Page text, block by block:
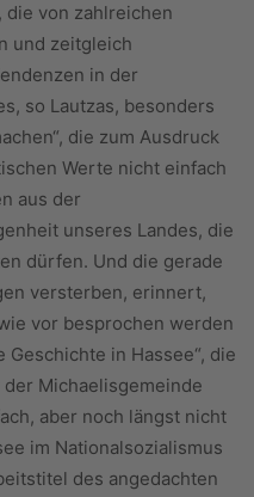
die von zahlreichen
und zeitgleich
in der
so Lautzas, besonders
die zum Ausdruck
Werte nicht einfach
aus der
unseres Landes, die
dürfen. Und die gerade
versterben, erinnert,
vor besprochen werden
in Hassee“, die
Michaelisgemeinde
aber noch längst nicht
im Nationalsozialismus
des angedachten